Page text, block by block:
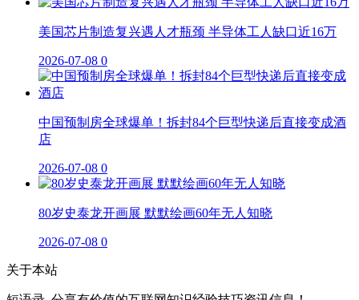
美国芯片制造复兴遇人才瓶颈 半导体工人缺口近16万
2026-07-08 0
中国预制房全球爆单！拆封84个巨型快递后直接变成酒
店
2026-07-08 0
80岁史泰龙开画展 默默绘画60年无人知晓
2026-07-08 0
关于本站